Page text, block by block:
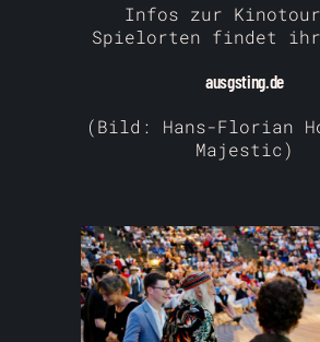
Infos zur
Spielorten findet
ausgsting.de
(Bild: Hans-Florian
Majestic)